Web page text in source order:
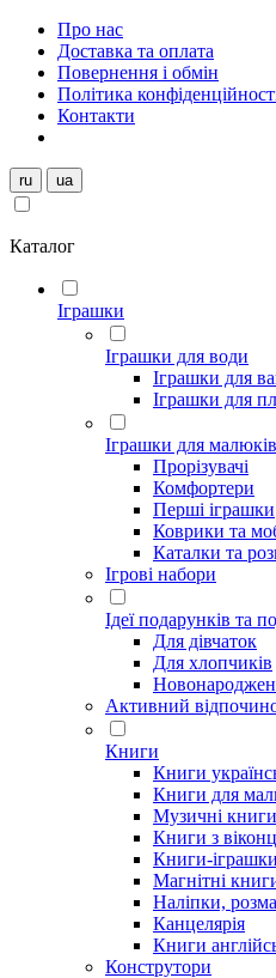
Про нас
Доставка та оплата
Повернення і обмін
Політика
Контакти
ru ua
Каталог
Іграшки
Іграшки для води
Іграшки для
Іграшки для
Іграшки для малюків
Прорізувачі
Комфортери
Перші іграшки
Коврики та
Каталки та
Ігрові набори
Ідеї ​​подарунків та
Для дівчаток
Для хлопчиків
Активний
Книги
Книги
Книги для
Музичні книги
Книги з
Книги-іграшки
Магнітні
Наліпки,
Канцелярія
Книги
Конструтори